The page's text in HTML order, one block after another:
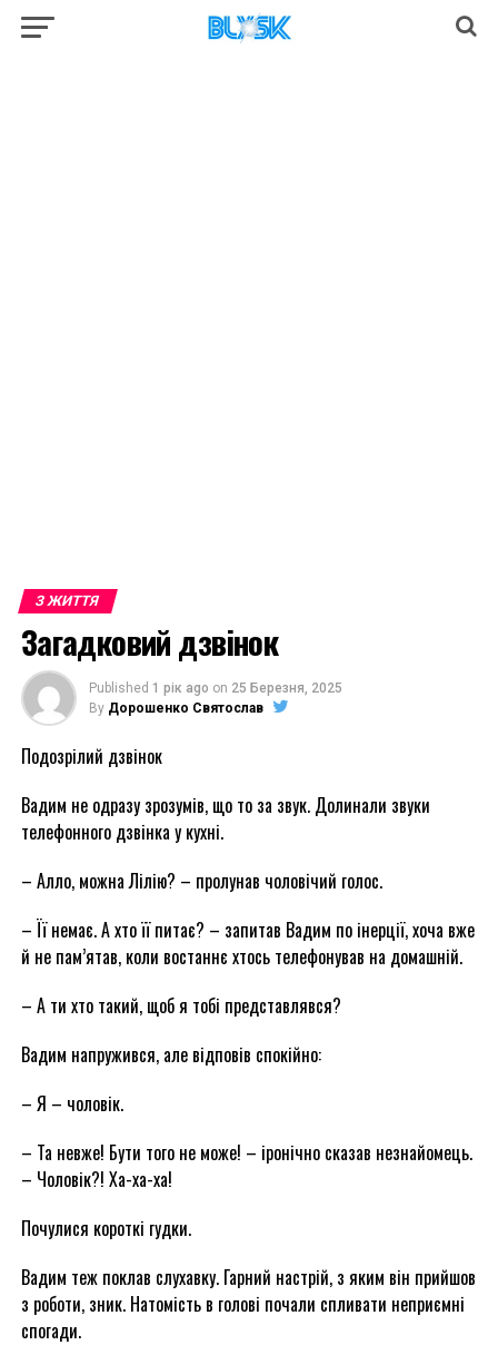
З ЖИТТЯ
Загадковий дзвінок
Published 1 рік ago on 25 Березня, 2025
By Дорошенко Святослав
Подозрілий дзвінок
Вадим не одразу зрозумів, що то за звук. Долинали звуки
телефонного дзвінка у кухні.
– Алло, можна Лілію? – пролунав чоловічий голос.
– Її немає. А хто її питає? – запитав Вадим по інерції, хоча вже
й не пам’ятав, коли востаннє хтось телефонував на домашній.
– А ти хто такий, щоб я тобі представлявся?
Вадим напружився, але відповів спокійно:
– Я – чоловік.
– Та невже! Бути того не може! – іронічно сказав незнайомець.
– Чоловік?! Ха-ха-ха!
Почулися короткі гудки.
Вадим теж поклав слухавку. Гарний настрій, з яким він прийшов
з роботи, зник. Натомість в голові почали спливати неприємні
спогади.